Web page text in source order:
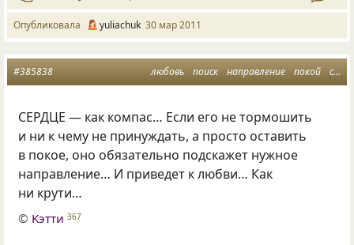
Опубликовала yuliachuk 30 мар 2011
любовь поиск направление покой сердце
#385838
СЕРДЦЕ — как компас… Если его не тормошить
и ни к чему не принуждать, а просто оставить
в покое, оно обязательно подскажет нужное
направление… И приведет к любви… Как
ни крути…
© Kэтти 367